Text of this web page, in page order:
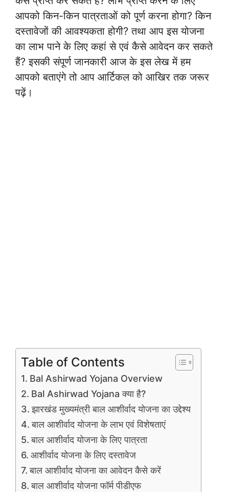
आपको किन-किन पात्रताओं को पूर्ण करना होगा? किन
दस्तावेजों की आवश्यकता होगी? तथा आप इस योजना
का लाभ पाने के लिए कहां से एवं कैसे आवेदन कर सकते
हैं? इसकी संपूर्ण जानकारी आज के इस लेख में हम
आपको बताएंगे तो आप आर्टिकल को आखिर तक जरूर
पढ़ें।
Table of Contents
Bal Ashirwad Yojana Overview
Bal Ashirwad Yojana क्या है?
झारखंड मुख्यमंत्री बाल आशीर्वाद योजना का उद्देश्य
बाल आशीर्वाद योजना के लाभ एवं विशेषताएं
बाल आशीर्वाद योजना के लिए पात्रता
आशीर्वाद योजना के लिए दस्तावेज
बाल आशीर्वाद योजना का आवेदन कैसे करें
बाल आशीर्वाद योजना फॉर्म पीडीएफ